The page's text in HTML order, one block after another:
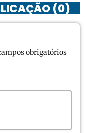
(0)
obrigatórios